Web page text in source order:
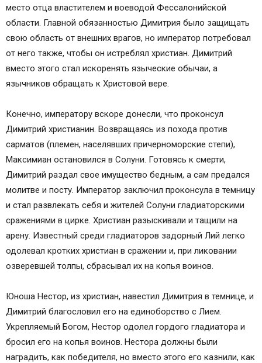
место отца властителем и воеводой Фессалонийской
области. Главной обязанностью Димитрия было защищать
свою область от внешних врагов, но император потребовал
от него также, чтобы он истреблял христиан. Димитрий
вместо этого стал искоренять языческие обычаи, а
язычников обращать к Христовой вере.
Конечно, императору вскоре донесли, что проконсул
Димитрий христианин. Возвращаясь из похода против
сарматов (племен, населявших причерноморские степи),
Максимиан остановился в Солуни. Готовясь к смерти,
Димитрий раздал свое имущество бедным, а сам предался
молитве и посту. Император заключил проконсула в темницу
и стал развлекать себя и жителей Солуни гладиаторскими
сражениями в цирке. Христиан разыскивали и тащили нa
арену. Известный среди гладиаторов задорный Лий легко
одолевал кротких христиан в сражении и, при ликовании
озверевшей толпы, сбрасывал их на копья воинов.
Юноша Нестор, из христиан, навестил Димитрия в темнице, и
Димитрий благословил его на единоборство с Лием.
Укрепляемый Богом, Нестор одолел гордого гладиатора и
бросил его на копья воинов. Нестора должны были
наградить, как победителя, но вместо этого его казнили, как